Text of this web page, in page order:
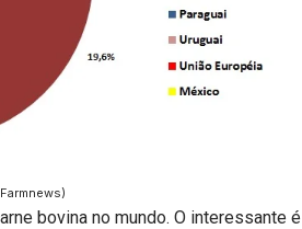
bovina no mundo. O interessante é